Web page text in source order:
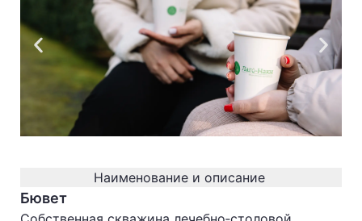
Наименование и описание
Бювет